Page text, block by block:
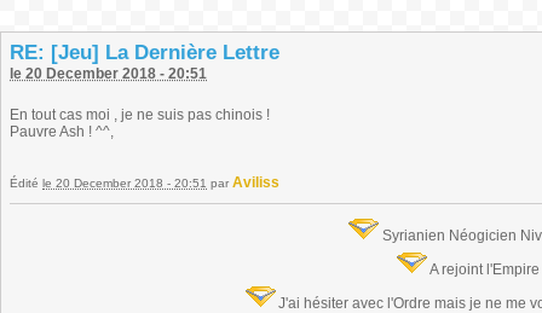
RE: [Jeu] La Dernière Lettre
le 20 December 2018 - 20:51
En tout cas moi , je ne suis pas chinois !
Pauvre Ash ! ^^,
Édité le 20 December 2018 - 20:51 par Aviliss
Syrianien Néogicien
A rejoint l'Empire
J'ai hésiter avec l'Ordre mais je ne me